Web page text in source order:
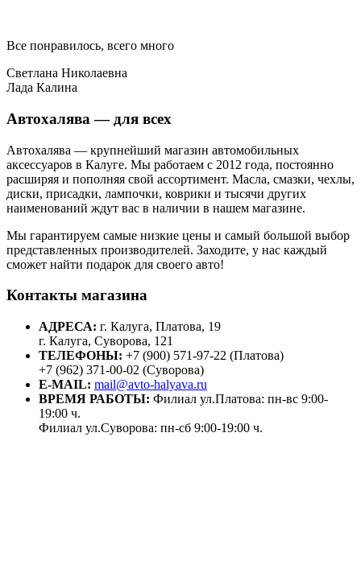
Все понравилось, всего много
Светлана Николаевна
Лада Калина
Автохалява — для всех
Автохалява — крупнейший магазин автомобильных
аксессуаров в Калуге. Мы работаем с 2012 года, постоянно
расширяя и пополняя свой ассортимент. Масла, смазки, чехлы,
диски, присадки, лампочки, коврики и тысячи других
наименований ждут вас в наличии в нашем магазине.
Мы гарантируем самые низкие цены и самый большой выбор
представленных производителей. Заходите, у нас каждый
сможет найти подарок для своего авто!
Контакты магазина
АДРЕСА: г. Калуга, Платова, 19
г. Калуга, Суворова, 121
ТЕЛЕФОНЫ: +7 (900) 571-97-22 (Платова)
+7 (962) 371-00-02 (Суворова)
E-MAIL: mail@avto-halyava.ru
ВРЕМЯ РАБОТЫ: Филиал ул.Платова: пн-вс 9:00-
19:00 ч.
Филиал ул.Суворова: пн-сб 9:00-19:00 ч.